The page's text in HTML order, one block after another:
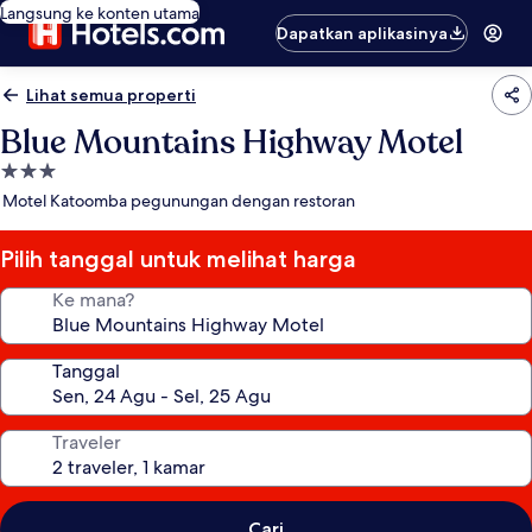
Langsung ke konten utama
Dapatkan aplikasinya
Lihat semua properti
Blue Mountains Highway Motel
Properti
bintang
Motel Katoomba pegunungan dengan restoran
Pilih tanggal untuk melihat harga
Ke mana?
Tanggal
Traveler